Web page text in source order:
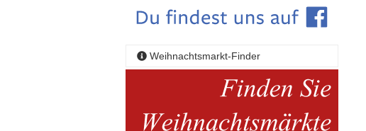
Weihnachtsmarkt-Finder